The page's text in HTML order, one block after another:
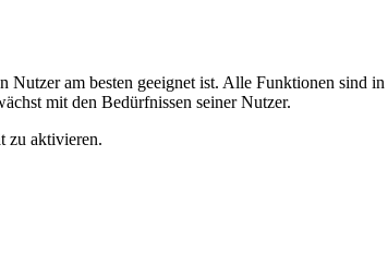
am besten geeignet ist. Alle Funktionen sind
mit den Bedürfnissen seiner Nutzer.
zu aktivieren.